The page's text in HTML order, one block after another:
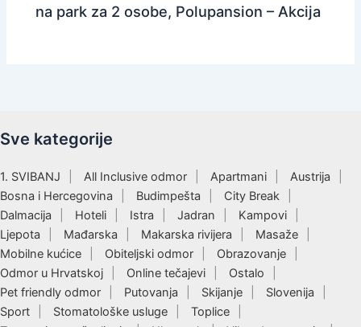
na park za 2 osobe, Polupansion – Akcija
Sve kategorije
1. SVIBANJ All Inclusive odmor Apartmani
Austrija
Bosna i Hercegovina
Budimpešta
City Break
Dalmacija
Hoteli Istra Jadran
Kampovi
Ljepota
Mađarska Makarska rivijera
Masaže
Mobilne kućice
Obiteljski odmor
Obrazovanje
Odmor u Hrvatskoj
Online tečajevi
Ostalo
Pet friendly odmor
Putovanja Skijanje
Slovenija
Sport
Stomatološke usluge
Toplice